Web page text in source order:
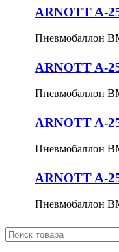
ARNOTT A-
Пневмобаллон
ARNOTT A-
Пневмобаллон
ARNOTT A-
Пневмобаллон
ARNOTT A-
Пневмобаллон